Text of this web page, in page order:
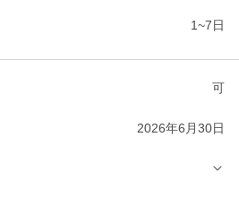
1~7日
可
2026年6月30日